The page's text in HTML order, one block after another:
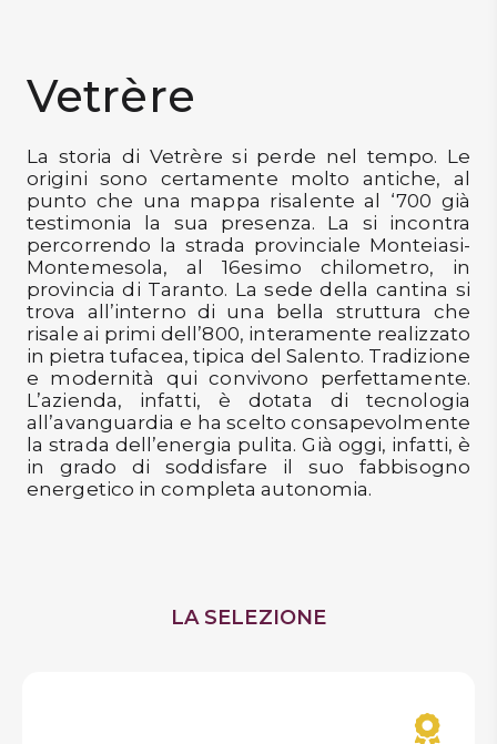
-30%
Accedi
Gift
Card
Preferiti
Blog
Vetrère
La storia di Vetrère si perde nel tempo. Le
origini sono certamente molto antiche, al
punto che una mappa risalente al ‘700 già
testimonia la sua presenza. La si incontra
percorrendo la strada provinciale Monteiasi-
Montemesola, al 16esimo chilometro, in
provincia di Taranto. La sede della cantina si
trova all’interno di una bella struttura che
risale ai primi dell’800, interamente realizzato
in pietra tufacea, tipica del Salento. Tradizione
e modernità qui convivono perfettamente.
L’azienda, infatti, è dotata di tecnologia
all’avanguardia e ha scelto consapevolmente
la strada dell’energia pulita. Già oggi, infatti, è
in grado di soddisfare il suo fabbisogno
energetico in completa autonomia.
LA SELEZIONE
VOGLIO LO SCONTO